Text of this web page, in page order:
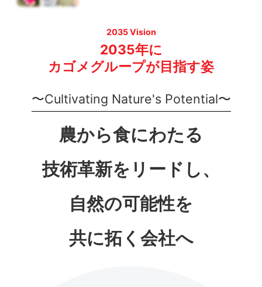
2035 Vision
2035年に
カゴメグループが目指す姿
〜Cultivating Nature's Potential〜
農から食にわたる
技術革新をリードし、
自然の可能性を
共に拓く会社へ